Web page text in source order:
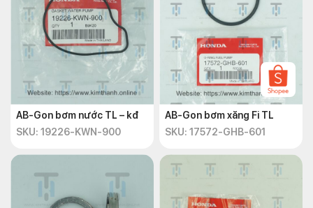
AB-Gon bơm nước TL – kđ
SKU: 19226-KWN-900
AB-Gon bơm xăng Fi TL
SKU: 17572-GHB-601